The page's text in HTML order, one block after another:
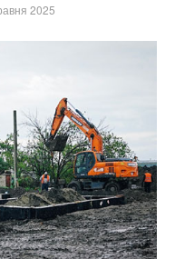
2025